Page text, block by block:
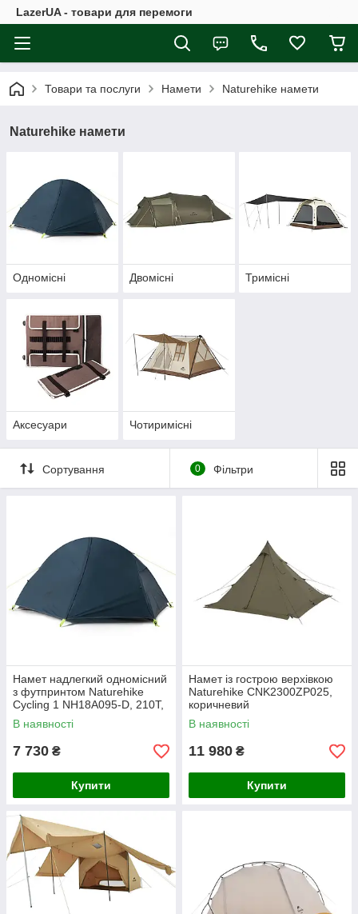
LazerUA - товари для перемоги
Товари та послуги Намети Naturehike намети
Naturehike намети
Одномісні Двомісні Тримісні
Аксесуари Чотиримісні
Сортування 0 Фільтри
Намет надлегкий одномісний
з футпринтом Naturehike
Cycling 1 NH18A095-D, 210T,
темний синій
В наявності
7 730 ₴
Купити
Намет із гострою верхівкою
Naturehike CNK2300ZP025,
коричневий
В наявності
11 980 ₴
Купити